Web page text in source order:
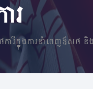
រ
ការីក្នុងការនាំចេញឪសថ